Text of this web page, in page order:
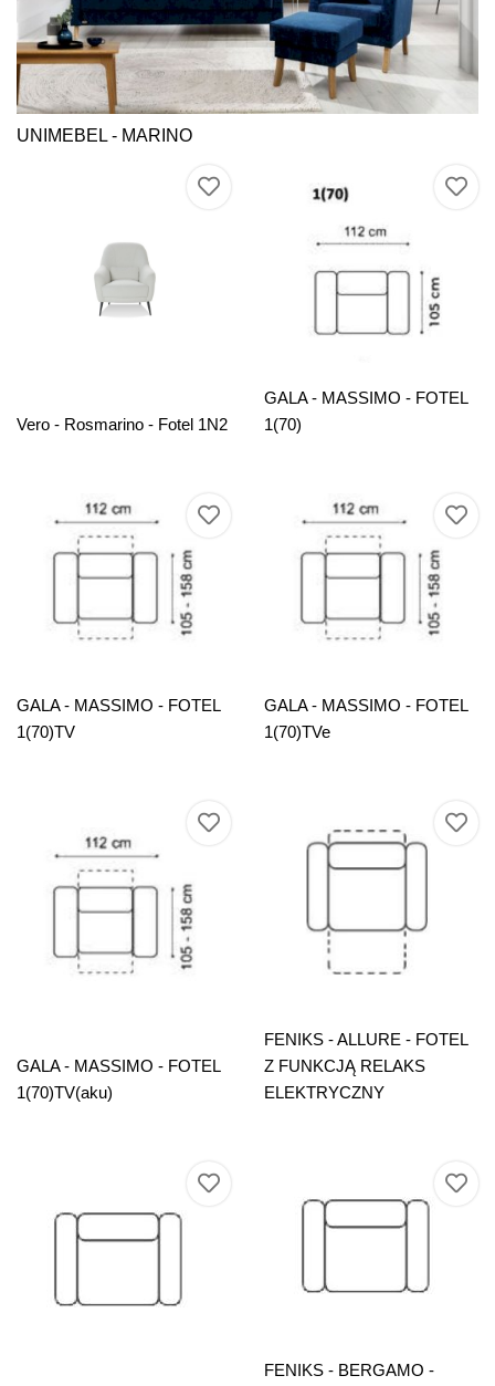
UNIMEBEL - MARINO
Vero - Rosmarino - Fotel 1N2
GALA - MASSIMO - FOTEL
1(70)
GALA - MASSIMO - FOTEL
1(70)TV
GALA - MASSIMO - FOTEL
1(70)TVe
GALA - MASSIMO - FOTEL
1(70)TV(aku)
FENIKS - ALLURE - FOTEL
Z FUNKCJĄ RELAKS
ELEKTRYCZNY
FENIKS - BERGAMO -